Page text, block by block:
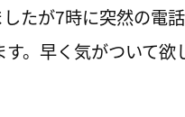
たが7時に突然の電
。早く気がついて欲